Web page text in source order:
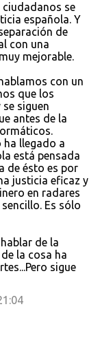
ciudadanos se
española. Y
de
con una
mejorable.
con un
que los
siguen
antes de la
llegado a
está pensada
de ésto es por
justicia eficaz y
en radares
Es sólo
de la
la cosa ha
sigue